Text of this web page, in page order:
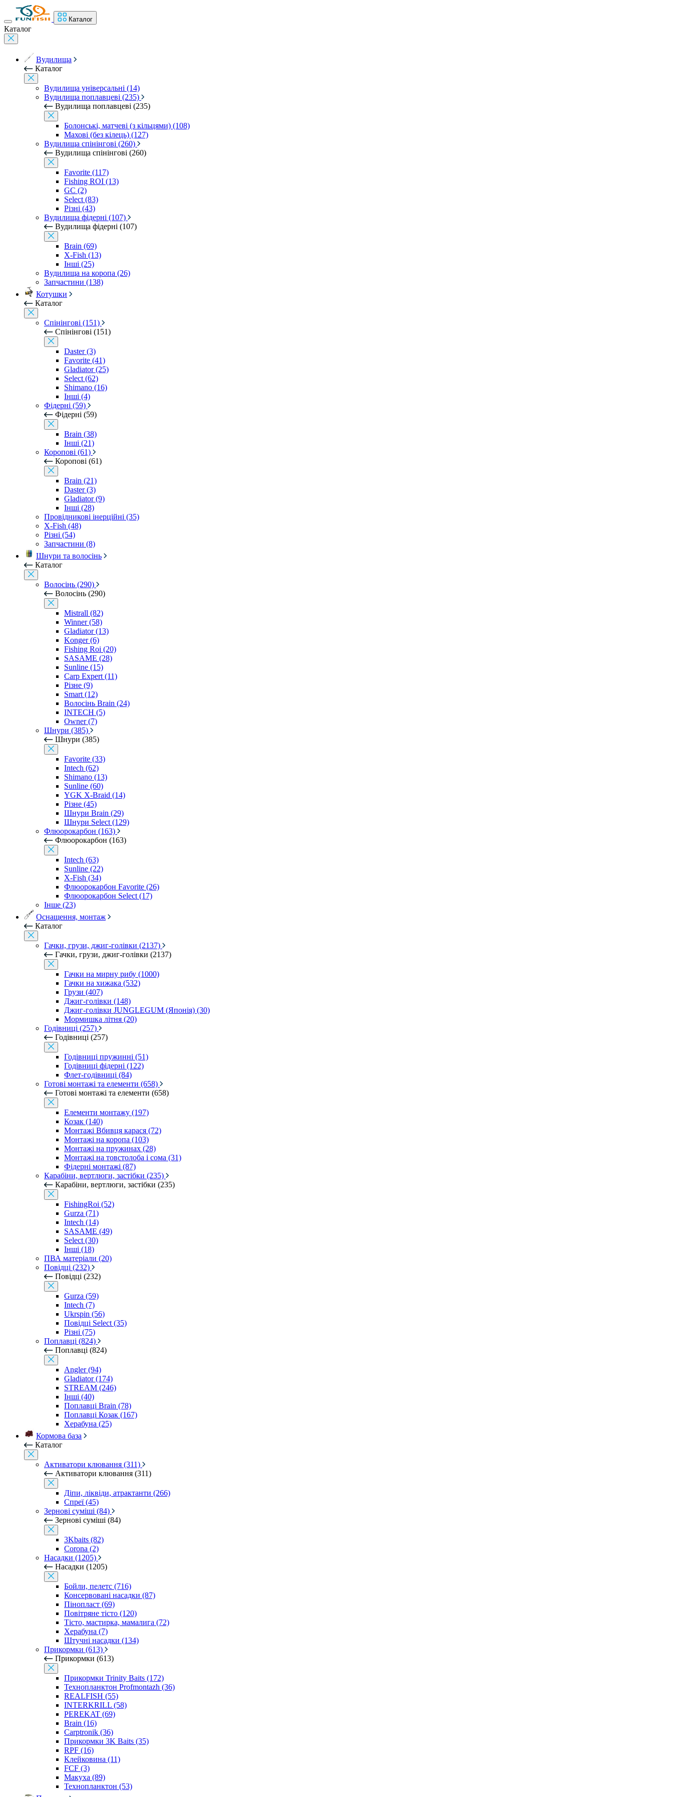
Каталог
Каталог
Вудилища
Каталог
Вудилища універсальні (14)
Вудилища поплавцеві (235)
Вудилища поплавцеві (235)
Болонські, матчеві (з кільцями) (108)
Махові (без кілець) (127)
Вудилища спінінгові (260)
Вудилища спінінгові (260)
Favorite (117)
Fishing ROI (13)
GC (2)
Select (83)
Різні (43)
Вудилища фідерні (107)
Вудилища фідерні (107)
Brain (69)
X-Fish (13)
Інші (25)
Вудилища на коропа (26)
Запчастини (138)
Котушки
Каталог
Спінінгові (151)
Спінінгові (151)
Daster (3)
Favorite (41)
Gladiator (25)
Select (62)
Shimano (16)
Інші (4)
Фідерні (59)
Фідерні (59)
Brain (38)
Інші (21)
Коропові (61)
Коропові (61)
Brain (21)
Daster (3)
Gladiator (9)
Інші (28)
Провідникові інерційні (35)
X-Fish (48)
Різні (54)
Запчастини (8)
Шнури та волосінь
Каталог
Волосінь (290)
Волосінь (290)
Mistrall (82)
Winner (58)
Gladiator (13)
Konger (6)
Fishing Roi (20)
SASAME (28)
Sunline (15)
Carp Expert (11)
Різне (9)
Smart (12)
Волосінь Brain (24)
INTECH (5)
Owner (7)
Шнури (385)
Шнури (385)
Favorite (33)
Intech (62)
Shimano (13)
Sunline (60)
YGK X-Braid (14)
Різне (45)
Шнури Brain (29)
Шнури Select (129)
Флюорокарбон (163)
Флюорокарбон (163)
Intech (63)
Sunline (22)
X-Fish (34)
Флюорокарбон Favorite (26)
Флюорокарбон Select (17)
Інше (23)
Оснащення, монтаж
Каталог
Гачки, грузи, джиг-голівки (2137)
Гачки, грузи, джиг-голівки (2137)
Гачки на мирну рибу (1000)
Гачки на хижака (532)
Грузи (407)
Джиг-голівки (148)
Джиг-голівки JUNGLEGUM (Японія) (30)
Мормишка літня (20)
Годівниці (257)
Годівниці (257)
Годівниці пружинні (51)
Годівниці фідерні (122)
Флет-годівниці (84)
Готові монтажі та елементи (658)
Готові монтажі та елементи (658)
Елементи монтажу (197)
Козак (140)
Монтажі Вбивця карася (72)
Монтажі на коропа (103)
Монтажі на пружинах (28)
Монтажі на товстолоба і сома (31)
Фідерні монтажі (87)
Карабіни, вертлюги, застібки (235)
Карабіни, вертлюги, застібки (235)
FishingRoi (52)
Gurza (71)
Intech (14)
SASAME (49)
Select (30)
Інші (18)
ПВА матеріали (20)
Повідці (232)
Повідці (232)
Gurza (59)
Intech (7)
Ukrspin (56)
Повідці Select (35)
Різні (75)
Поплавці (824)
Поплавці (824)
Angler (94)
Gladiator (174)
STREAM (246)
Інші (40)
Поплавці Brain (78)
Поплавці Козак (167)
Херабуна (25)
Кормова база
Каталог
Активатори клювання (311)
Активатори клювання (311)
Діпи, ліквіди, атрактанти (266)
Спреї (45)
Зернові суміші (84)
Зернові суміші (84)
3Kbaits (82)
Corona (2)
Насадки (1205)
Насадки (1205)
Бойли, пелетс (716)
Консервовані насадки (87)
Пінопласт (69)
Повітряне тісто (120)
Тісто, мастирка, мамалига (72)
Херабуна (7)
Штучні насадки (134)
Прикормки (613)
Прикормки (613)
Прикормки Trinity Baits (172)
Технопланктон Profmontazh (36)
REALFISH (55)
INTERKRILL (58)
PEREKAT (69)
Brain (16)
Carptronik (36)
Прикормки 3K Baits (35)
RPF (16)
Клейковина (11)
FCF (3)
Макуха (89)
Технопланктон (53)